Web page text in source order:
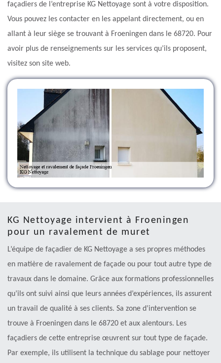
façadiers de l’entreprise KG Nettoyage sont à votre disposition.
Vous pouvez les contacter en les appelant directement, ou en
allant à leur siège se trouvant à Froeningen dans le 68720. Pour
avoir plus de renseignements sur les services qu’ils proposent,
visitez son site web.
KG Nettoyage intervient à Froeningen
pour un ravalement de muret
L’équipe de façadier de KG Nettoyage a ses propres méthodes
en matière de ravalement de façade ou pour tout autre type de
travaux dans le domaine. Grâce aux formations professionnelles
qu’ils ont suivi ainsi que leurs années d’expériences, ils assurent
un travail de qualité à ses clients. Sa zone d’intervention se
trouve à Froeningen dans le 68720 et aux alentours. Les
façadiers de cette entreprise œuvrent sur tout type de façade.
Par exemple, ils utilisent la technique du sablage pour nettoyer